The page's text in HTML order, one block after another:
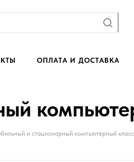
ОПЛАТА И ДОСТАВКА
и стационарный компьютерный класс